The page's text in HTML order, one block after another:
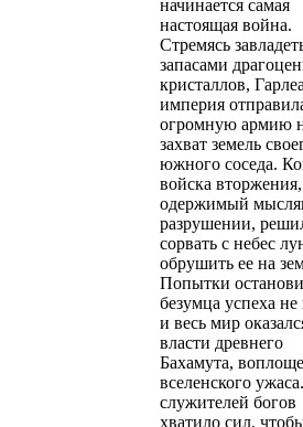
начинается самая
настоящая война.
Стремясь
запасами
кристаллов,
империя
огромную армию
захват земель
южного соседа.
войска вторжения,
одержимый
разрушении,
сорвать с небес
обрушить ее на
Попытки
безумца успеха
и весь мир
власти древнего
Бахамута,
вселенского
служителей богов
хватило сил,